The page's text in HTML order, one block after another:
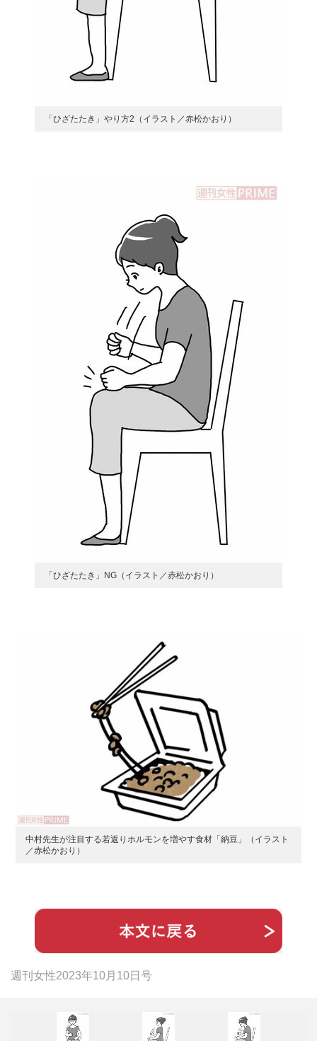
「ひざたたき」やり方2（イラスト／赤松かおり）
「ひざたたき」NG（イラスト／赤松かおり）
中村先生が注目する若返りホルモンを増やす食材「納豆」（イラスト
／赤松かおり）
週刊女性2023年10月10日号